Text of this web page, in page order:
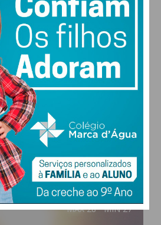
DE FERREIRA
clear sky
52% humidade
vento: 4m/s O
MAX 28 • MIN 27